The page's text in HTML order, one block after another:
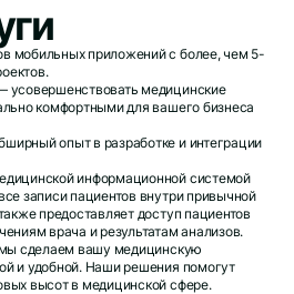
мобильных приложений с более, чем 5-
усовершенствовать медицинские
комфортными для вашего бизнеса
опыт в разработке и интеграции
информационной системой
записи пациентов внутри привычной
предоставляет доступ пациентов
врача и результатам анализов.
сделаем вашу медицинскую
и удобной. Наши решения помогут
высот в медицинской сфере.